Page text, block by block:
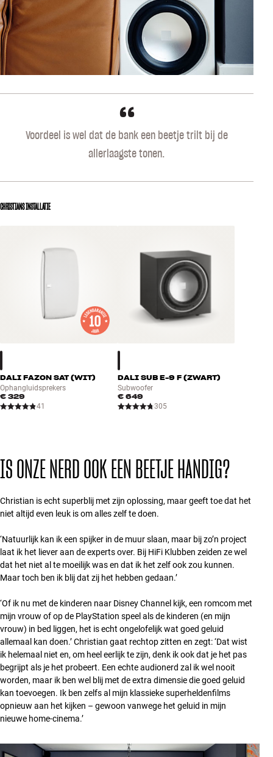
“
Voordeel is wel dat de bank een beetje trilt bij de
allerlaagste tonen.
CHRISTIANS INSTALLATIE
DALI FAZON SAT (WIT)
Ophangluidsprekers
€ 329
41
DALI SUB E-9 F (ZWART)
Subwoofer
€ 649
305
IS ONZE NERD OOK EEN BEETJE HANDIG?
Christian is echt superblij met zijn oplossing, maar geeft toe dat het
niet altijd even leuk is om alles zelf te doen.
‘Natuurlijk kan ik een spijker in de muur slaan, maar bij zo’n project
laat ik het liever aan de experts over. Bij HiFi Klubben zeiden ze wel
dat het niet al te moeilijk was en dat ik het zelf ook zou kunnen.
Maar toch ben ik blij dat zij het hebben gedaan.’
‘Of ik nu met de kinderen naar Disney Channel kijk, een romcom met
mijn vrouw of op de PlayStation speel als de kinderen (en mijn
vrouw) in bed liggen, het is echt ongelofelijk wat goed geluid
allemaal kan doen.’ Christian gaat rechtop zitten en zegt: ‘Dat wist
ik helemaal niet en, om heel eerlijk te zijn, denk ik ook dat je het pas
begrijpt als je het probeert. Een echte audionerd zal ik wel nooit
worden, maar ik ben wel blij met de extra dimensie die goed geluid
kan toevoegen. Ik ben zelfs al mijn klassieke superheldenfilms
opnieuw aan het kijken – gewoon vanwege het geluid in mijn
nieuwe home-cinema.’